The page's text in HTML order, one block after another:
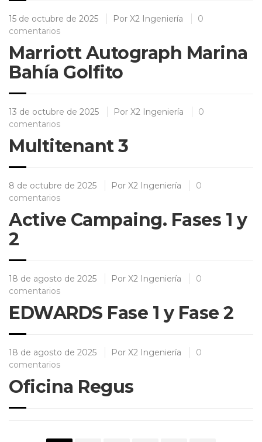
15 de octubre de 2025 Por X2 Ingeniería
0
comentarios
Marriott Autograph Marina
Bahía Golfito
13 de octubre de 2025 Por X2 Ingeniería
0
comentarios
Multitenant 3
8 de octubre de 2025 Por X2 Ingeniería
0
comentarios
Active Campaing. Fases 1 y
2
18 de agosto de 2025 Por X2 Ingeniería
0
comentarios
EDWARDS Fase 1 y Fase 2
18 de agosto de 2025 Por X2 Ingeniería
0
comentarios
Oficina Regus